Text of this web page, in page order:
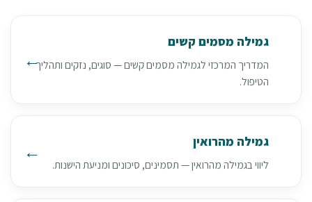
גמילה מסמים קשים
המדריך המרכזי לגמילה מסמים קשים — סוגים, נזקים ותהליך
הטיפול.
גמילה מהרואין
ליווי בגמילה מהרואין — תסמינים, סיכונים ומניעת הישנות.